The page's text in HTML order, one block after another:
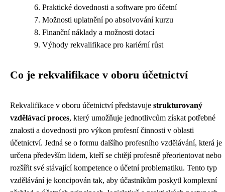
Praktické dovednosti a software pro účetní
Možnosti uplatnění po absolvování kurzu
Finanční náklady a možnosti dotací
Výhody rekvalifikace pro kariérní růst
Co je rekvalifikace v oboru účetnictví
Rekvalifikace v oboru účetnictví představuje strukturovaný
vzdělávací proces, který umožňuje jednotlivcům získat potřebné
znalosti a dovednosti pro výkon profesní činnosti v oblasti
účetnictví. Jedná se o formu dalšího profesního vzdělávání, která je
určena především lidem, kteří se chtějí profesně přeorientovat nebo
rozšířit své stávající kompetence o účetní problematiku. Tento typ
vzdělávání je koncipován tak, aby účastníkům poskytl komplexní